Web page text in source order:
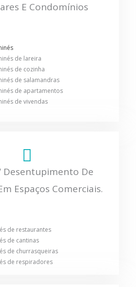
E Condomínios
de lareira
de cozinha
de salamandras
de apartamentos
de vivendas
Desentupimento De
Espaços Comerciais.
de restaurantes
de cantinas
de churrasqueiras
de respiradores